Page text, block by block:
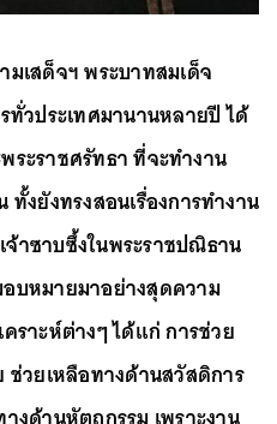
เสด็จฯ พระบาทสมเด็จ
ทั่วประเทศมานานหลายปี ได้
ระราชศรัทธา ที่จะทำงาน
งยังทรงสอนเรื่องการทำงาน
าซาบซึ้งในพระราชปณิธาน
บหมายมาอย่างสุดความ
ราะห์ต่างๆ ได้แก่ การช่วย
ช่วยเหลือทางด้านสวัสดิการ